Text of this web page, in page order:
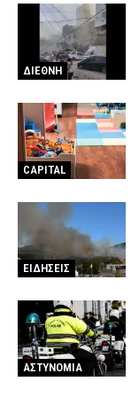
ΔΙΕΘΝΗ
CAPITAL
ΕΙΔΗΣΕΙΣ
ΑΣΤΥΝΟΜΙΑ